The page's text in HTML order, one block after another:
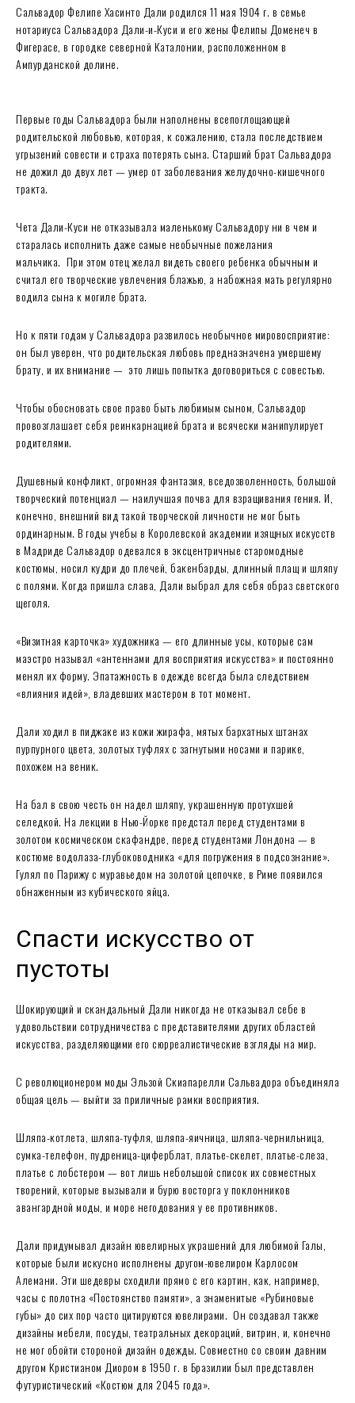
Сальвадор Фелипе Хасинто Дали родился 11 мая 1904 г. в семье
нотариуса Сальвадора Дали-и-Куси и его жены Фелипы Доменеч в
Фигерасе, в городке северной Каталонии, расположенном в
Ампурданской долине.
Первые годы Сальвадора были наполнены всепоглощающей
родительской любовью, которая, к сожалению, стала последствием
угрызений совести и страха потерять сына. Старший брат Сальвадора
не дожил до двух лет — умер от заболевания желудочно-кишечного
тракта.
Чета Дали-Куси не отказывала маленькому Сальвадору ни в чем и
старалась исполнить даже самые необычные пожелания
мальчика. При этом отец желал видеть своего ребенка обычным и
считал его творческие увлечения блажью, а набожная мать регулярно
водила сына к могиле брата.
Но к пяти годам у Сальвадора развилось необычное мировосприятие:
он был уверен, что родительская любовь предназначена умершему
брату, и их внимание — это лишь попытка договориться с совестью.
Чтобы обосновать свое право быть любимым сыном, Сальвадор
провозглашает себя реинкарнацией брата и всячески манипулирует
родителями.
Душевный конфликт, огромная фантазия, вседозволенность, большой
творческий потенциал — наилучшая почва для взращивания гения. И,
конечно, внешний вид такой творческой личности не мог быть
ординарным. В годы учебы в Королевской академии изящных искусств
в Мадриде Сальвадор одевался в эксцентричные старомодные
костюмы, носил кудри до плечей, бакенбарды, длинный плащ и шляпу
с полями. Когда пришла слава, Дали выбрал для себя образ светского
щеголя.
«Визитная карточка» художника — его длинные усы, которые сам
маэстро называл «антеннами для восприятия искусства» и постоянно
менял их форму. Эпатажность в одежде всегда была следствием
«влияния идей», владевших мастером в тот момент.
Дали ходил в пиджаке из кожи жирафа, мятых бархатных штанах
пурпурного цвета, золотых туфлях с загнутыми носами и парике,
похожем на веник.
На бал в свою честь он надел шляпу, украшенную протухшей
селедкой. На лекции в Нью-Йорке предстал перед студентами в
золотом космическом скафандре, перед студентами Лондона — в
костюме водолаза-глубоководника «для погружения в подсознание».
Гулял по Парижу с муравьедом на золотой цепочке, в Риме появился
обнаженным из кубического яйца.
Спасти искусство от
пустоты
Шокирующий и скандальный Дали никогда не отказывал себе в
удовольствии сотрудничества с представителями других областей
искусства, разделяющими его сюрреалистические взгляды на мир.
С революционером моды Эльзой Скиапарелли Сальвадора объединяла
общая цель — выйти за приличные рамки восприятия.
Шляпа-котлета, шляпа-туфля, шляпа-яичница, шляпа-чернильница,
сумка-телефон, пудреница-циферблат, платье-скелет, платье-слеза,
платье с лобстером — вот лишь небольшой список их совместных
творений, которые вызывали и бурю восторга у поклонников
авангардной моды, и море негодования у ее противников.
Дали придумывал дизайн ювелирных украшений для любимой Галы,
которые были искусно исполнены другом-ювелиром Карлосом
Алемани. Эти шедевры сходили прямо с его картин, как, например,
часы с полотна «Постоянство памяти», а знаменитые «Рубиновые
губы» до сих пор часто цитируются ювелирами. Он создавал также
дизайны мебели, посуды, театральных декораций, витрин, и, конечно
не мог обойти стороной дизайн одежды. Совместно со своим давним
другом Кристианом Диором в 1950 г. в Бразилии был представлен
футуристический «Костюм для 2045 года».